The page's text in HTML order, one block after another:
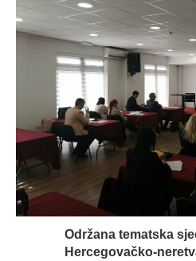
Održana tematska
Hercegovačko-